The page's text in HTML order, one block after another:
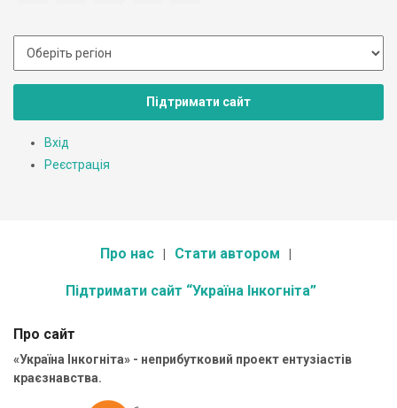
Підтримати сайт
Вхід
Реєстрація
Про нас Стати автором
Підтримати сайт “Україна Інкогніта”
Про сайт
«Україна Інкогніта» - неприбутковий проект ентузіастів
краєзнавства.